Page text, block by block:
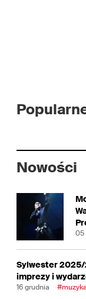
Nowości
05
Sylwester
imprezy i
16 grudnia